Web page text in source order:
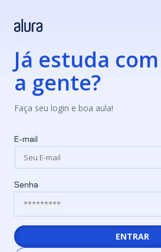
Já estuda com
a gente?
Faça seu login e boa aula!
E-mail
Senha
ENTRAR